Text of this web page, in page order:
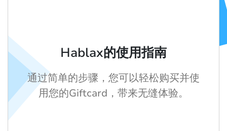
Hablax的使用指南
通过简单的步骤，您可以轻松购买并使
用您的Giftcard，带来无缝体验。